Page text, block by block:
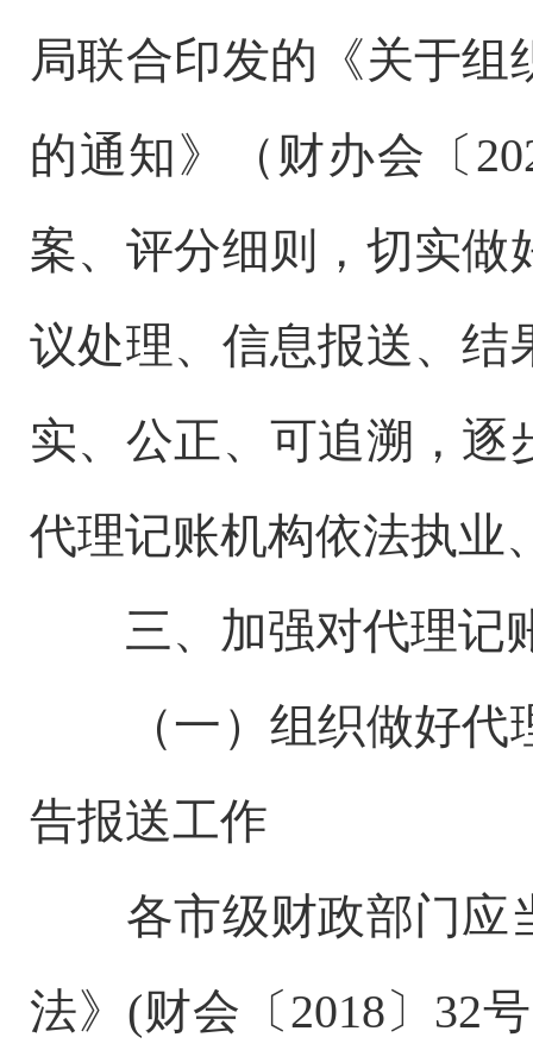
局联合印发的《关于
的通知》（财办会〔
案、评分细则，切实做
议处理、信息报送、结
实、公正、可追溯，
代理记账机构依法执业
三、加强对代理记
（一）组织做好
告报送工作
各市级财政部门应
法》(财会〔2018〕32